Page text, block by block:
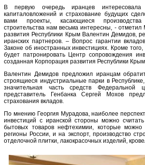
В первую очередь иранцев
капиталовложений и страхование будущих
вами проекты, касающиеся
строительства нам весьма интересны, - отметил
развития Республики Крым Валентин Демидов,
иранских партнеров. – Вопрос гарантии
Законе об иностранных инвестициях. Кроме
будет патронировать Центр сопровождения
созданная Корпорация развития Республики
Валентин Демидов предложил иранцам
строящиеся индустриальные парки в
значительная часть средств Федеральной
представитель Генбанка Сергей Мохов
страхования вкладов.
По мнению Георгия Мурадова, наиболее
инвестиций с иранской стороны можно
бытовых товаров нефтехимии, которые можно
регионы России, и на экспорт, производство
отделочной плитки, лакокрасочных изделий,